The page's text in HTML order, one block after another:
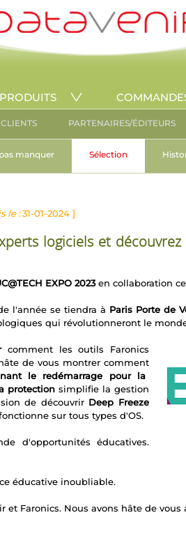
PARTENAIRES/ÉDITEURS
manquer Sélection
le :31-01-2024 ]
logiciels et
EXPO 2023en collaboration
l'année se tiendra à Paris Porte de
qui révolutionneront le
comment les outils Faronics
de vous montrer comment
le redémarrage pour la
protection simplifie la gestion
de découvrir Deep Freeze
sur tous types d'OS.
d'opportunités éducatives.
éducative inoubliable.
Faronics. Nous avons hâte de